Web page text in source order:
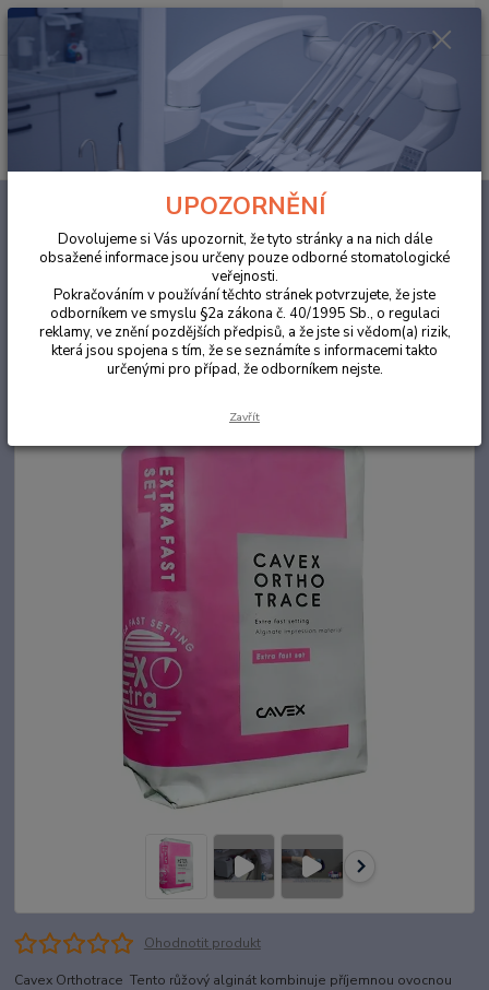
Hledat
za 0,00 Kč
Cavex Orthotrace - ortodontický alginátový otiskovací
Cavex Orthotrace - ortodontický
alginátový otiskovací materiál 20
ks
Ohodnotit produkt
Cavex Orthotrace Tento růžový alginát kombinuje příjemnou ovocnou
UPOZORNĚNÍ
Dovolujeme si Vás upozornit, že tyto stránky a na nich dále
obsažené informace jsou určeny pouze odborné stomatologické
veřejnosti.
Pokračováním v používání těchto stránek potvrzujete, že jste
odborníkem ve smyslu §2a zákona č. 40/1995 Sb., o regulaci
reklamy, ve znění pozdějších předpisů, a že jste si vědom(a) rizik,
která jsou spojena s tím, že se seznámíte s informacemi takto
určenými pro případ, že odborníkem nejste.
Zavřít